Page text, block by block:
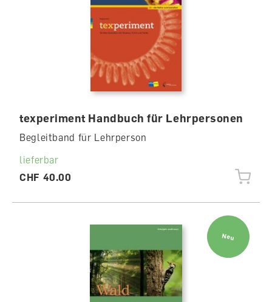
texperiment Handbuch für Lehrpersonen
Begleitband für Lehrperson
lieferbar
CHF 40.00
Neu